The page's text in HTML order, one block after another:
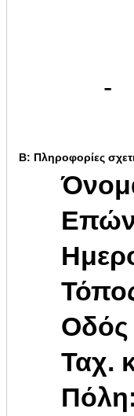
-
Β: Πληροφορίες
Οδός
Ταχ.
Πόλη: